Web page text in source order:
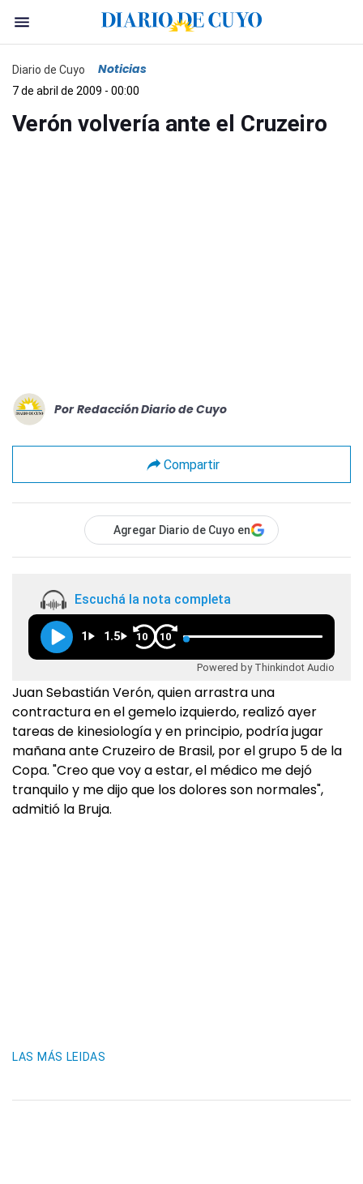
Diario de Cuyo Noticias
7 de abril de 2009 - 00:00
Verón volvería ante el Cruzeiro
Por Redacción Diario de Cuyo
Compartir
Agregar Diario de Cuyo en
Escuchá la nota completa
1 1.5 10 10
Powered by Thinkindot Audio
Juan Sebastián Verón, quien arrastra una
contractura en el gemelo izquierdo, realizó ayer
tareas de kinesiología y en principio, podría jugar
mañana ante Cruzeiro de Brasil, por el grupo 5 de la
Copa. "Creo que voy a estar, el médico me dejó
tranquilo y me dijo que los dolores son normales",
admitió la Bruja.
LAS MÁS LEIDAS